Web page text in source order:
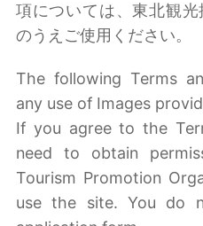
項については、東北観
のうえご使用ください。
The following Terms
any use of Images
If you agree to the
need to obtain
Tourism Promotion
use the site. You do